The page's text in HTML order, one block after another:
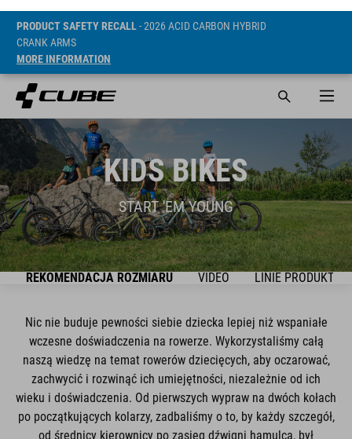
PRODUCT SAFETY RECALL- 2026 ACID CARBON HYBRID
CRANK ARMS
MORE INFORMATION
KIDS BIKES
START 'EM YOUNG
REKOMENDACJA ROZMIARU VIDEO LINIE PRODUKTÓW
Nic nie buduje pewności siebie dziecka lepiej niż wspaniałe
wczesne doświadczenia na rowerze. Wykorzystaliśmy całą
naszą wiedzę na temat rowerów dziecięcych, aby oczarować,
zachwycić i rozwinąć ich umiejętności, niezależnie od ich
wieku i doświadczenia. Od pierwszych wypraw na dwóch kołach
po początkujących kolarzy, zadbaliśmy o to, by każdy szczegół,
od średnicy kierownicy po zasięg dźwigni hamulca, był